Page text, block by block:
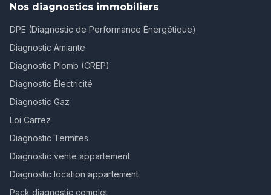
Nos diagnostics immobiliers
DPE (Diagnostic de Performance Énergétique)
Diagnostic Amiante
Diagnostic Plomb (CREP)
Diagnostic Électricité
Diagnostic Gaz
Loi Carrez
Diagnostic Termites
Diagnostic vente appartement
Diagnostic location appartement
Pack diagnostic complet